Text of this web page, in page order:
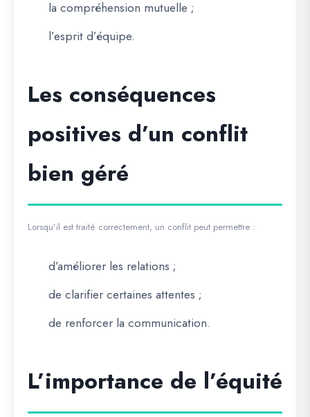
la compréhension mutuelle ;
l’esprit d’équipe.
Les conséquences
positives d’un conflit
bien géré
Lorsqu’il est traité correctement, un conflit peut permettre :
d’améliorer les relations ;
de clarifier certaines attentes ;
de renforcer la communication.
L’importance de l’équité